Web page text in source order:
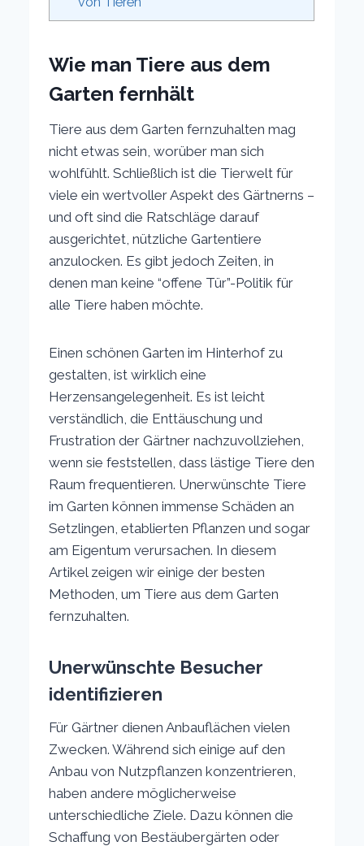
Wie man Tiere aus dem
Garten fernhält
Tiere aus dem Garten fernzuhalten mag
nicht etwas sein, worüber man sich
wohlfühlt. Schließlich ist die Tierwelt für
viele ein wertvoller Aspekt des Gärtnerns –
und oft sind die Ratschläge darauf
ausgerichtet, nützliche Gartentiere
anzulocken. Es gibt jedoch Zeiten, in
denen man keine “offene Tür”-Politik für
alle Tiere haben möchte.
Einen schönen Garten im Hinterhof zu
gestalten, ist wirklich eine
Herzensangelegenheit. Es ist leicht
verständlich, die Enttäuschung und
Frustration der Gärtner nachzuvollziehen,
wenn sie feststellen, dass lästige Tiere den
Raum frequentieren. Unerwünschte Tiere
im Garten können immense Schäden an
Setzlingen, etablierten Pflanzen und sogar
am Eigentum verursachen. In diesem
Artikel zeigen wir einige der besten
Methoden, um Tiere aus dem Garten
fernzuhalten.
Unerwünschte Besucher
identifizieren
Für Gärtner dienen Anbauflächen vielen
Zwecken. Während sich einige auf den
Anbau von Nutzpflanzen konzentrieren,
haben andere möglicherweise
unterschiedliche Ziele. Dazu können die
Schaffung von Bestäubergärten oder